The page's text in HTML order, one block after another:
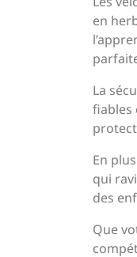
en
La
fiables
En
qui
des
Que